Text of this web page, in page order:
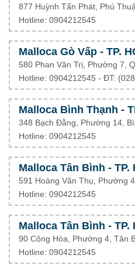
877 Huỳnh Tấn Phát, Phú
Hotline: 0904212545
Malloca Gò Vấp - TP.
580 Phan Văn Trị, Phường 7,
Hotline: 0904212545 - ĐT:
Malloca Bình Thạnh -
348 Bạch Đằng, Phường 14,
Hotline: 0904212545
Malloca Tân Bình - TP.
591 Hoàng Văn Thụ, Phường
Hotline: 0904212545
Malloca Tân Bình - TP.
90 Cộng Hòa, Phường 4, Tân
Hotline: 0904212545